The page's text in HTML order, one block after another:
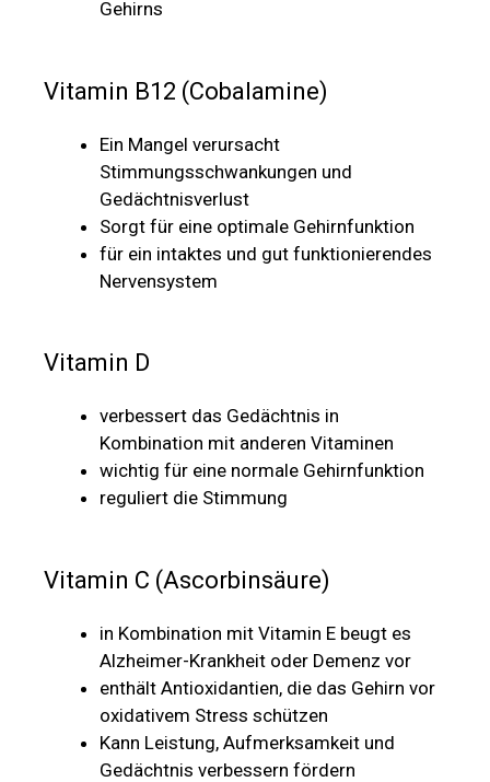
Gehirns
Vitamin B12 (Cobalamine)
Ein Mangel verursacht
Stimmungsschwankungen und
Gedächtnisverlust
Sorgt für eine optimale Gehirnfunktion
für ein intaktes und gut funktionierendes
Nervensystem
Vitamin D
verbessert das Gedächtnis in
Kombination mit anderen Vitaminen
wichtig für eine normale Gehirnfunktion
reguliert die Stimmung
Vitamin C (Ascorbinsäure)
in Kombination mit Vitamin E beugt es
Alzheimer-Krankheit oder Demenz vor
enthält Antioxidantien, die das Gehirn vor
oxidativem Stress schützen
Kann Leistung, Aufmerksamkeit und
Gedächtnis verbessern fördern